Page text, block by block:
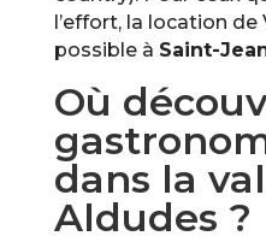
l’effort, la location de
possible à Saint-
Où
dans la
Aldudes ?